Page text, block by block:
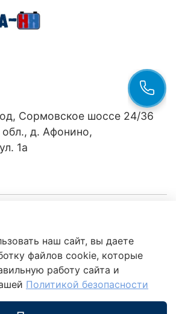
Сормовское шоссе 24/36
д. Афонино,
1а
наш сайт, вы даете
файлов cookie, которые
работу сайта и
Политикой безопасности
обработки